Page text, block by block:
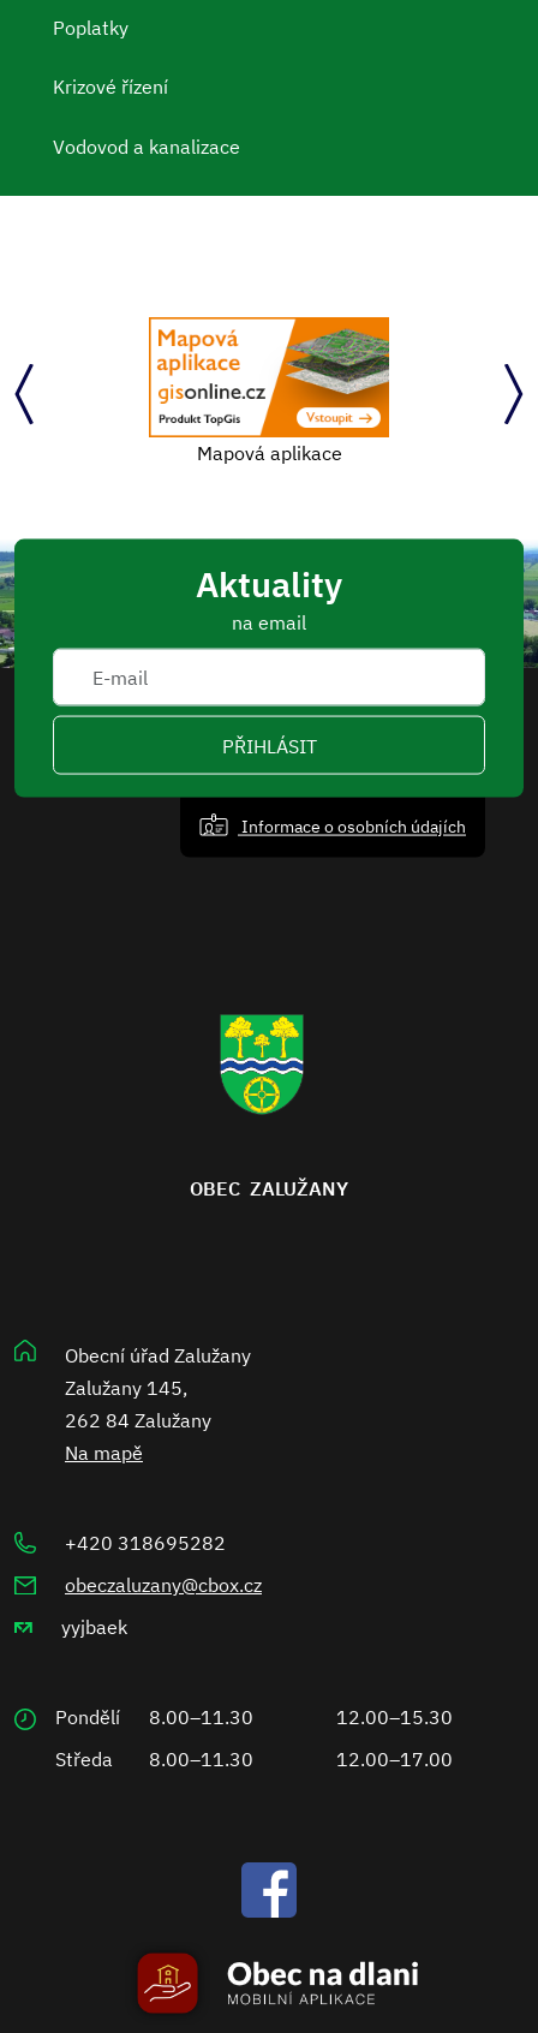
Poplatky
Krizové řízení
Vodovod a kanalizace
Mapová aplikace
Aktuality
na email
PŘIHLÁSIT
Informace o osobních údajích
OBEC ZALUŽANY
Obecní úřad Zalužany
Zalužany 145,
262 84 Zalužany
Na mapě
+420 318695282
obeczaluzany@cbox.cz
yyjbaek
Pondělí 8.00–11.30
12.00–15.30
Středa
8.00–11.30 12.00–17.00